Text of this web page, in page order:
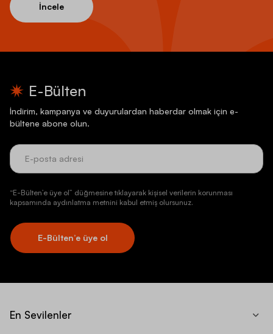
İncele
E-Bülten
İndirim, kampanya ve duyurulardan haberdar olmak için e-
bültene abone olun.
“E-Bülten’e üye ol” düğmesine tıklayarak kişisel verilerin korunması
kapsamında aydınlatma metnini kabul etmiş olursunuz.
E-Bülten’e üye ol
En Sevilenler